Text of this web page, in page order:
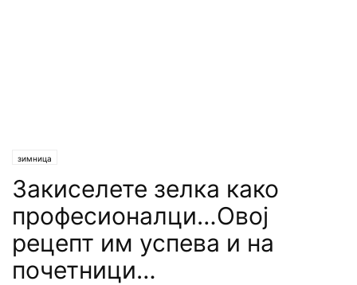
зимница
Закиселете зелка како
професионалци…Овој
рецепт им успева и на
почетници…